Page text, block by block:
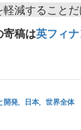
軽減すること
寄稿は英フィ
開発 日本 世界全体